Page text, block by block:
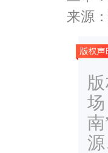
来源